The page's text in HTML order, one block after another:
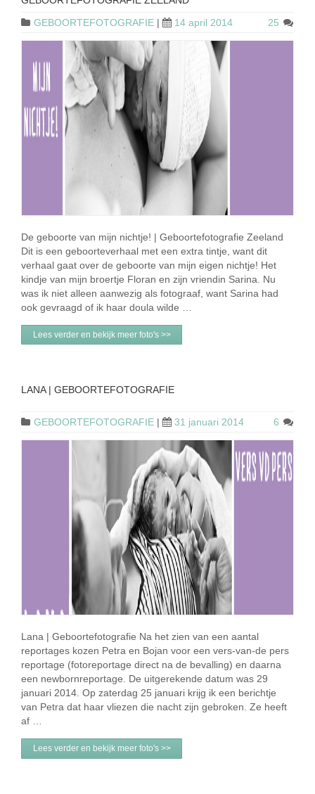
GEBOORTEFOTOGRAFIE | 14 april 2014 25
De geboorte van mijn nichtje! | Geboortefotografie Zeeland
Dit is een geboorteverhaal met een extra tintje, want dit
verhaal gaat over de geboorte van mijn eigen nichtje! Het
kindje van mijn broertje Floran en zijn vriendin Sarina. Nu
was ik niet alleen aanwezig als fotograaf, want Sarina had
ook gevraagd of ik haar doula wilde …
Lees verder en bekijk meer foto's >>
LANA | GEBOORTEFOTOGRAFIE
GEBOORTEFOTOGRAFIE | 31 januari 2014 6
Lana | Geboortefotografie Na het zien van een aantal
reportages kozen Petra en Bojan voor een vers-van-de pers
reportage (fotoreportage direct na de bevalling) en daarna
een newbornreportage. De uitgerekende datum was 29
januari 2014. Op zaterdag 25 januari krijg ik een berichtje
van Petra dat haar vliezen die nacht zijn gebroken. Ze heeft
af …
Lees verder en bekijk meer foto's >>